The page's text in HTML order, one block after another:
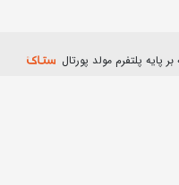
پایه پلتفرم مولد پورتال